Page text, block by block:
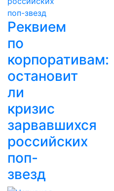
Реквием
по
корпоративам:
остановит
ли
кризис
зарвавшихся
российских
поп-
звезд